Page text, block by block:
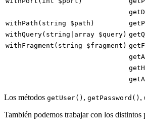
withPath(string $path)
withQuery(string|array $query)
withFragment(string $fragment)
Los métodos getUser() , getPassword() ,
También podemos trabajar con los distintos